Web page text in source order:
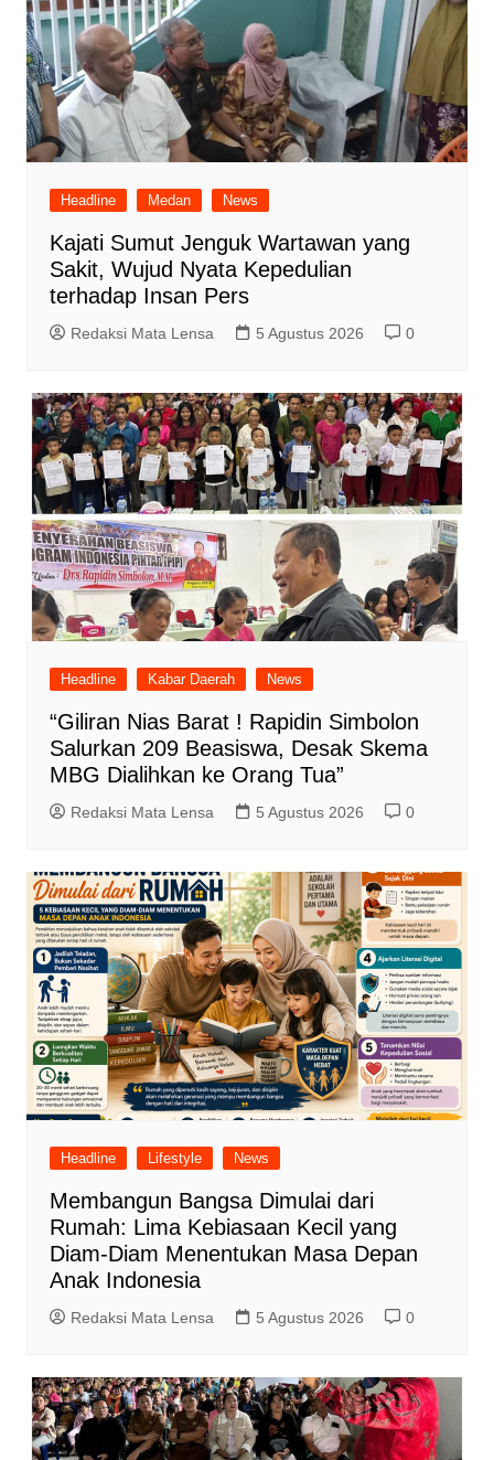
Headline Medan News
Kajati Sumut Jenguk Wartawan yang
Sakit, Wujud Nyata Kepedulian
terhadap Insan Pers
Redaksi Mata Lensa 5 Agustus 2026 0
Headline Kabar Daerah News
“Giliran Nias Barat ! Rapidin Simbolon
Salurkan 209 Beasiswa, Desak Skema
MBG Dialihkan ke Orang Tua”
Redaksi Mata Lensa 5 Agustus 2026 0
Headline Lifestyle News
Membangun Bangsa Dimulai dari
Rumah: Lima Kebiasaan Kecil yang
Diam-Diam Menentukan Masa Depan
Anak Indonesia
Redaksi Mata Lensa 5 Agustus 2026 0